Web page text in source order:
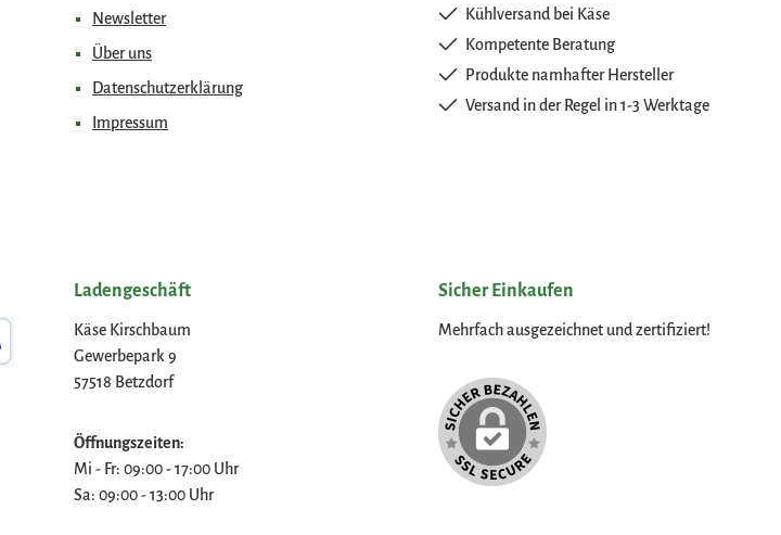
Newsletter
Über uns
Datenschutzerklärung
Impressum
Kühlversand bei Käse
Kompetente Beratung
Produkte namhafter Hersteller
Versand in der Regel in 1-3 Werktage
Ladengeschäft
Käse Kirschbaum
Gewerbepark 9
57518 Betzdorf
Öffnungszeiten:
Mi - Fr: 09:00 - 17:00 Uhr
Sa: 09:00 - 13:00 Uhr
Sicher Einkaufen
Mehrfach ausgezeichnet und zertifiziert!